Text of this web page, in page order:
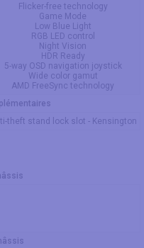
Flicker-free technology
Game Mode
Low Blue Light
RGB LED control
Night Vision
HDR Ready
5-way OSD navigation joystick
Wide color gamut
AMD FreeSync technology
theft stand lock slot - Kensington